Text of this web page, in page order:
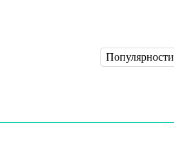
Популярности